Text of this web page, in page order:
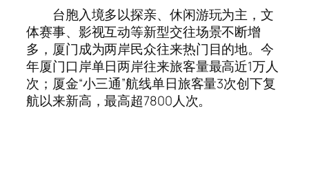
台胞入境多以探亲、休闲游玩为主，文
体赛事、影视互动等新型交往场景不断增
多，厦门成为两岸民众往来热门目的地。今
年厦门口岸单日两岸往来旅客量最高近1万人
次；厦金“小三通”航线单日旅客量3次创下复
航以来新高，最高超7800人次。